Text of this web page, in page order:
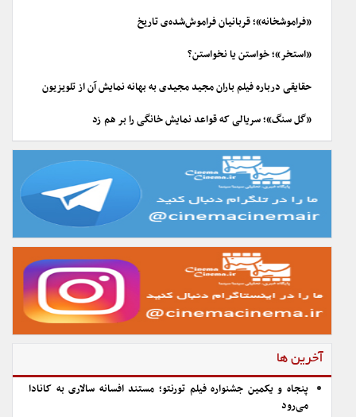
«فراموشخانه»؛ قربانیان فراموش‌شده‌ی تاریخ
«استخر»؛ خواستن یا نخواستن؟
حقایقی درباره فیلم باران مجید مجیدی به بهانه نمایش آن از تلویزیون
«گل سنگ»؛ سریالی که قواعد نمایش خانگی را بر هم زد
آخرین ها
پنجاه و یکمین جشنواره فیلم تورنتو؛ مستند افسانه سالاری به کانادا
می‌رود